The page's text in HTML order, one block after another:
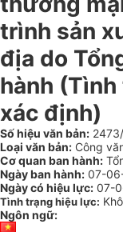
trình sản
địa do
hành
xác định)
Số hiệu văn bản:
Loại văn bản: Công
Cơ quan ban hành:
Ngày ban hành: 07-
Ngày có hiệu lực: 07-
Tình trạng hiệu lực:
Ngôn ngữ: